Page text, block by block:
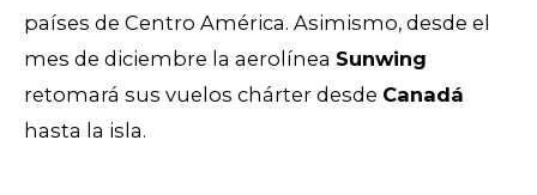
países de Centro América. Asimismo, desde el
mes de diciembre la aerolínea Sunwing
retomará sus vuelos chárter desde Canadá
hasta la isla.